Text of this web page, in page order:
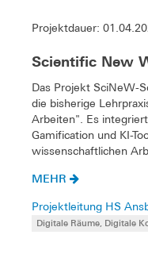
Projektdauer:
Scientific New
Das Projekt SciNeW-
die bisherige
Arbeiten". Es
Gamification und KI-
wissenschaftlichen
MEHR
Projektleitung HS
Digitale Räume, Digitale